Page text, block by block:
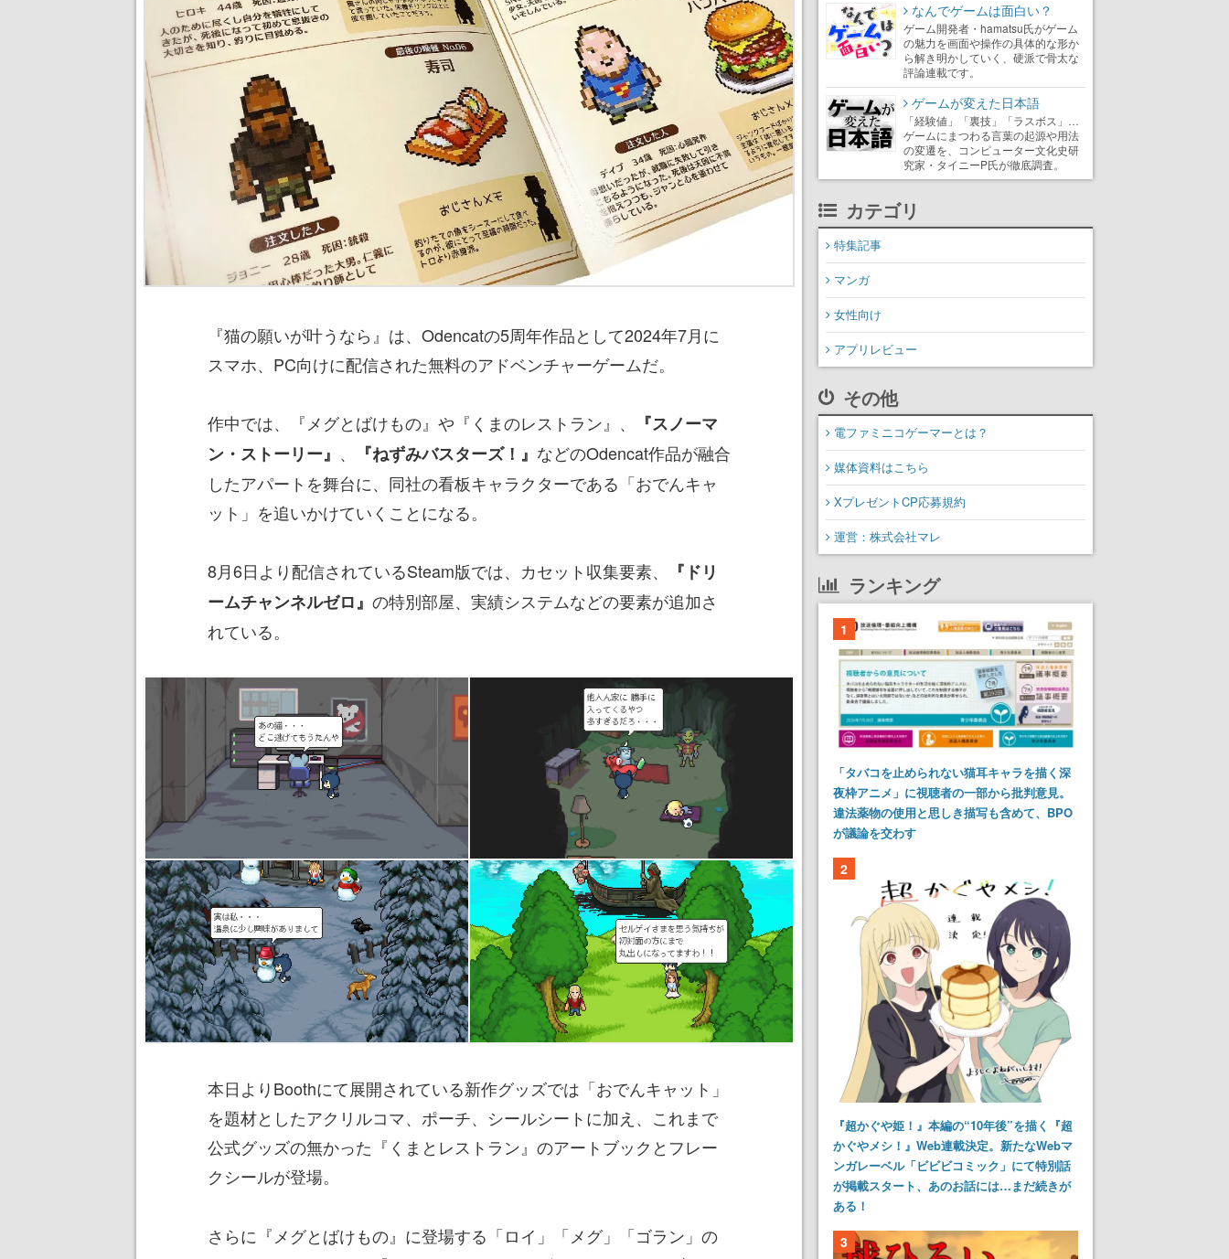
『猫の願いが叶うなら』は、Odencatの5周年作品として2024年7月に
スマホ、PC向けに配信された無料のアドベンチャーゲームだ。
作中では、『メグとばけもの』や『くまのレストラン』、
『スノーマ
ン・ストーリー』 、 『ねずみバスターズ！』 などのOdencat作品が融合
したアパートを舞台に、同社の看板キャラクターである「おでんキャ
ット」を追いかけていくことになる。
8月6日より配信されているSteam版では、カセット収集要素、
『ドリ
ームチャンネルゼロ』 の特別部屋、実績システムなどの要素が追加さ
れている。
本日よりBoothにて展開されている新作グッズでは「おでんキャット」
を題材としたアクリルコマ、ポーチ、シールシートに加え、これまで
公式グッズの無かった『くまとレストラン』のアートブックとフレー
クシールが登場。
さらに『メグとばけもの』に登場する「ロイ」「メグ」「ゴラン」の
なんでゲームは面白い？
ゲーム開発者・hamatsu氏がゲーム
の魅力を画面や操作の具体的な形か
ら解き明かしていく、硬派で骨太な
評論連載です。
ゲームが変えた日本語
「経験値」「裏技」「ラスボス」…
ゲームにまつわる言葉の起源や用法
の変遷を、コンピューター文化史研
究家・タイニーP氏が徹底調査。
カテゴリ
特集記事
マンガ
女性向け
アプリレビュー
その他
電ファミニコゲーマーとは？
媒体資料はこちら
XプレゼントCP応募規約
運営：株式会社マレ
ランキング
1
「タバコを止められない猫耳キャラを描く深
夜枠アニメ」に視聴者の一部から批判意見。
違法薬物の使用と思しき描写も含めて、BPO
が議論を交わす
2
『超かぐや姫！』本編の“10年後”を描く『超
かぐやメシ！』Web連載決定。新たなWebマ
ンガレーベル「ビビビコミック」にて特別話
が掲載スタート、あのお話には…まだ続きが
ある！
3